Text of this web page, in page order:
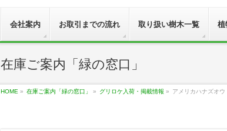
会社案内 お取引までの流れ 取り扱い樹木一覧 植
在庫ご案内「緑の窓口」
HOME » 在庫ご案内「緑の窓口」 » グリロケ入荷・掲載情報 » アメリカハナズオ